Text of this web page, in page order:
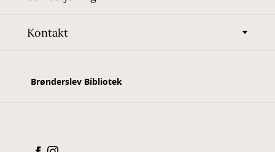
Kontakt
Brønderslev Bibliotek